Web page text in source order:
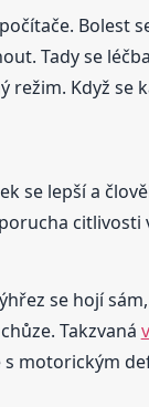
Bolest
Tady se
Když se
se lepší a
citlivosti
se hojí
Takzvaná
motorickým